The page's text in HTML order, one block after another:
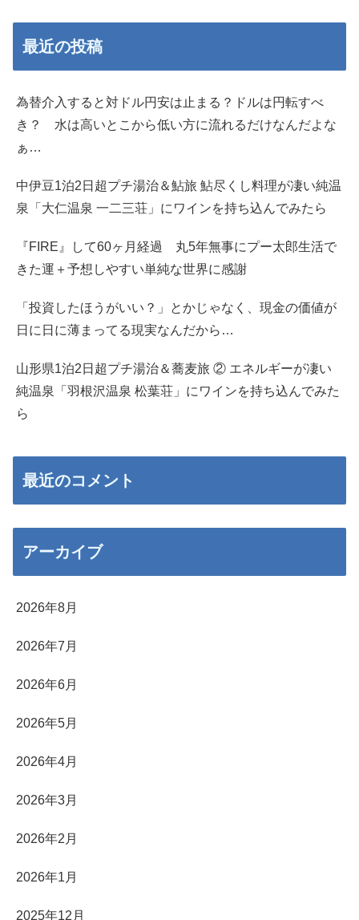
最近の投稿
為替介入すると対ドル円安は止まる？ドルは円転すべ
き？ 水は高いとこから低い方に流れるだけなんだよな
ぁ…
中伊豆1泊2日超プチ湯治＆鮎旅 鮎尽くし料理が凄い純温
泉「大仁温泉 一二三荘」にワインを持ち込んでみたら
『FIRE』して60ヶ月経過 丸5年無事にプー太郎生活で
きた運＋予想しやすい単純な世界に感謝
「投資したほうがいい？」とかじゃなく、現金の価値が
日に日に薄まってる現実なんだから…
山形県1泊2日超プチ湯治＆蕎麦旅 ② エネルギーが凄い
純温泉「羽根沢温泉 松葉荘」にワインを持ち込んでみた
ら
最近のコメント
アーカイブ
2026年8月
2026年7月
2026年6月
2026年5月
2026年4月
2026年3月
2026年2月
2026年1月
2025年12月